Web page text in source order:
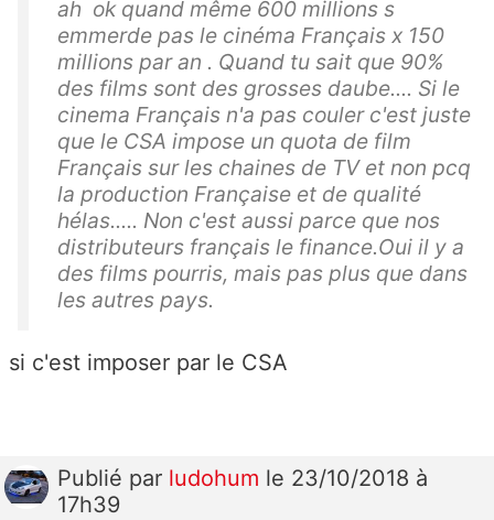
ah ok quand même 600 millions s
emmerde pas le cinéma Français x 150
millions par an . Quand tu sait que 90%
des films sont des grosses daube.... Si le
cinema Français n'a pas couler c'est juste
que le CSA impose un quota de film
Français sur les chaines de TV et non pcq
la production Française et de qualité
hélas..... Non c'est aussi parce que nos
distributeurs français le finance.Oui il y a
des films pourris, mais pas plus que dans
les autres pays.
si c'est imposer par le CSA
Publié par ludohum le 23/10/2018 à
17h39